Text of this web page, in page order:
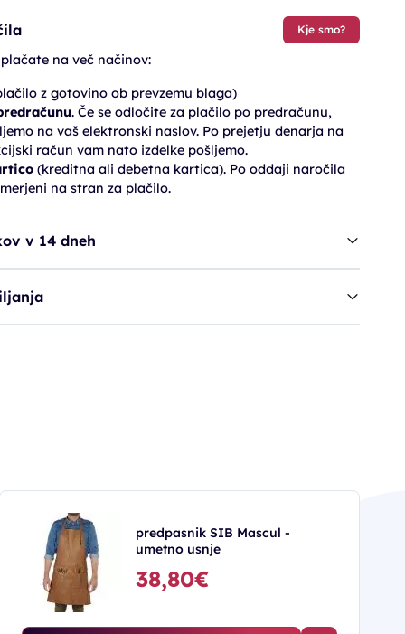
Kje smo?
na več načinov:
z gotovino ob prevzemu blaga)
. Če se odločite za plačilo po predračunu,
na vaš elektronski naslov. Po prejetju denarja na
račun vam nato izdelke pošljemo.
(kreditna ali debetna kartica). Po oddaji naročila
na stran za plačilo.
v 14 dneh
predpasnik SIB Mascul -
umetno usnje
38,80€